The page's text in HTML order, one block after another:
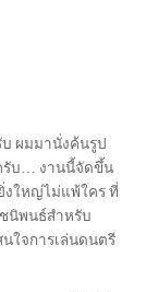
ผมมานั่งค้นรูป
รับ… งานนี้จัดขึ้น
งใหญ่ไม่แพ้ใคร ที่
นิพนธ์สำหรับ
นใจการเล่นดนตรี